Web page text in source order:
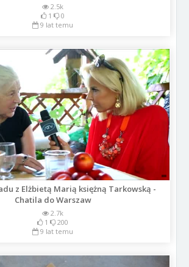
2.5k
1
0
9 lat temu
z Elżbietą Marią księżną Tarkowską -
Chatila do Warszaw
2.7k
1
200
9 lat temu